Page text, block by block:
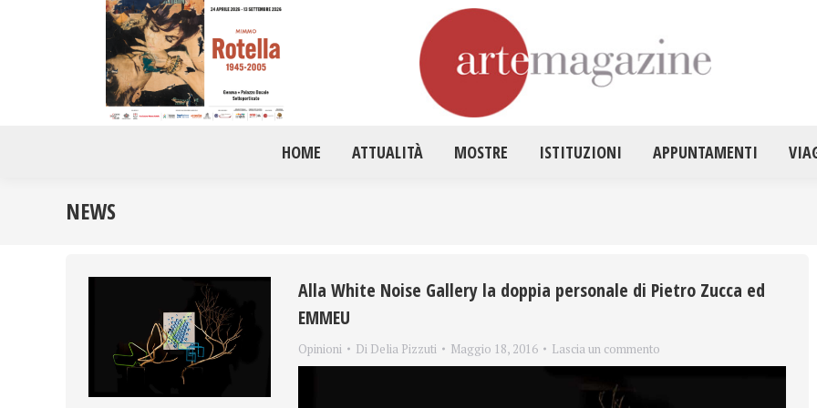
HOME ATTUALITÀ MOSTRE ISTITUZIONI APPUNTAMENTI
NEWS
Alla White Noise Gallery la doppia personale di Pietro Zucca ed
EMMEU
Opinioni Di Delia Pizzuti Maggio 18, 2016 Lascia un commento
HOME